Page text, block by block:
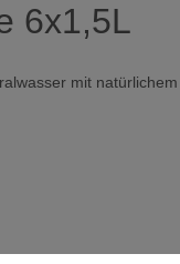
6x1,5L
mit